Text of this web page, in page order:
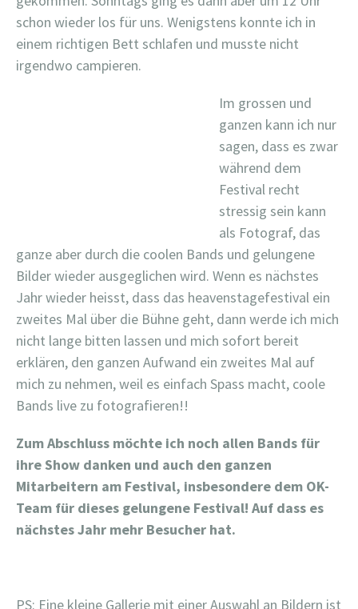
schon wieder los für uns. Wenigstens konnte ich in
einem richtigen Bett schlafen und musste nicht
irgendwo campieren.
Im grossen und
ganzen kann ich nur
sagen, dass es zwar
während dem
Festival recht
stressig sein kann
als Fotograf, das
ganze aber durch die coolen Bands und gelungene
Bilder wieder ausgeglichen wird. Wenn es nächstes
Jahr wieder heisst, dass das heavenstagefestival ein
zweites Mal über die Bühne geht, dann werde ich mich
nicht lange bitten lassen und mich sofort bereit
erklären, den ganzen Aufwand ein zweites Mal auf
mich zu nehmen, weil es einfach Spass macht, coole
Bands live zu fotografieren!!
Zum Abschluss möchte ich noch allen Bands für
ihre Show danken und auch den ganzen
Mitarbeitern am Festival, insbesondere dem OK-
Team für dieses gelungene Festival! Auf dass es
nächstes Jahr mehr Besucher hat.
PS: Eine kleine Gallerie mit einer Auswahl an Bildern ist